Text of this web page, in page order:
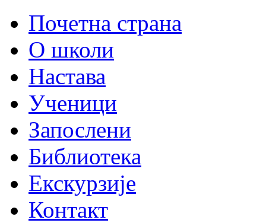
Почетна страна
О школи
Настава
Ученици
Запослени
Библиотека
Екскурзије
Контакт